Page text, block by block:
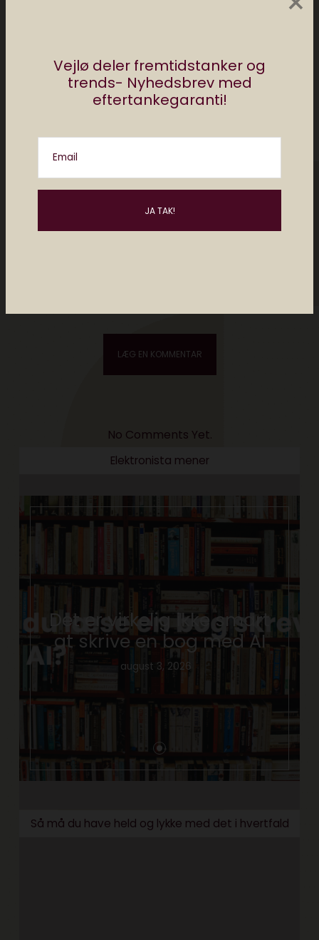
Vejlø deler fremtidstanker og
trends- Nyhedsbrev med
eftertankegaranti!
Email
No Comments Yet.
Elektronista mener
Det er virkelig ikke smart
at skrive en bog med AI
august 3, 2026
Så må du have held og lykke med det i hvertfald